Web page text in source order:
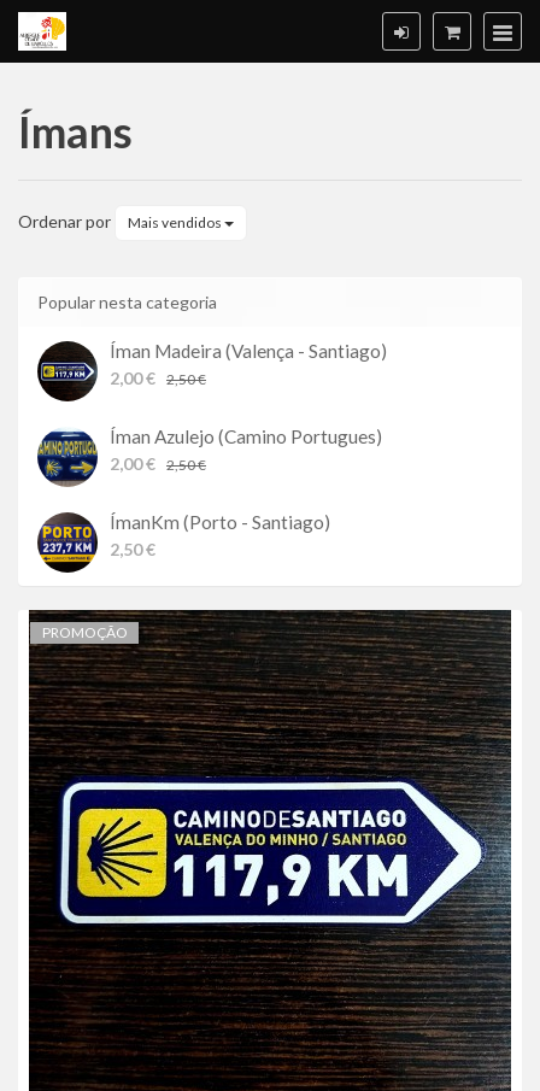
Ímans
Ordenar por Mais vendidos
Popular nesta categoria
Íman Madeira (Valença - Santiago)
2,00 € 2,50 €
Íman Azulejo (Camino Portugues)
2,00 € 2,50 €
ÍmanKm (Porto - Santiago)
2,50 €
PROMOÇÃO